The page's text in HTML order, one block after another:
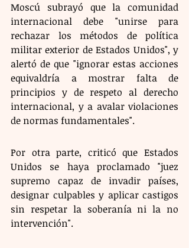
Moscú subrayó que la comunidad
internacional debe "unirse para
rechazar los métodos de política
militar exterior de Estados Unidos", y
alertó de que "ignorar estas acciones
equivaldría a mostrar falta de
principios y de respeto al derecho
internacional, y a avalar violaciones
de normas fundamentales".
Por otra parte, criticó que Estados
Unidos se haya proclamado "juez
supremo capaz de invadir países,
designar culpables y aplicar castigos
sin respetar la soberanía ni la no
intervención".